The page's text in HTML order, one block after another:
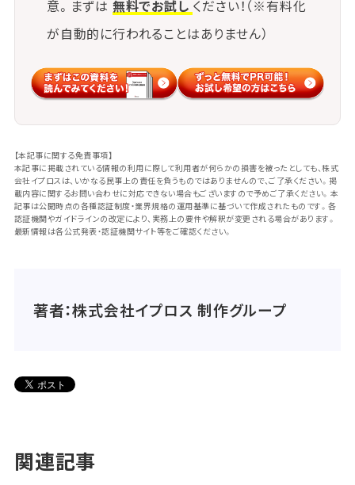
意。まずは 無料でお試し ください！（※有料化
が自動的に行われることはありません）
【本記事に関する免責事項】
本記事に掲載されている情報の利用に際して利用者が何らかの損害を被ったとしても、株式
会社イプロスは、いかなる民事上の責任を負うものではありませんので、ご了承ください。掲
載内容に関するお問い合わせに対応できない場合もございますので予めご了承ください。本
記事は公開時点の各種認証制度・業界規格の運用基準に基づいて作成されたものです。各
認証機関やガイドラインの改定により、実務上の要件や解釈が変更される場合があります。
最新情報は各公式発表・認証機関サイト等をご確認ください。
著者：株式会社イプロス 制作グループ
関連記事